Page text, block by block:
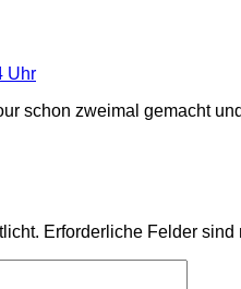
Uhr
schon zweimal gemacht
Erforderliche Felder sind